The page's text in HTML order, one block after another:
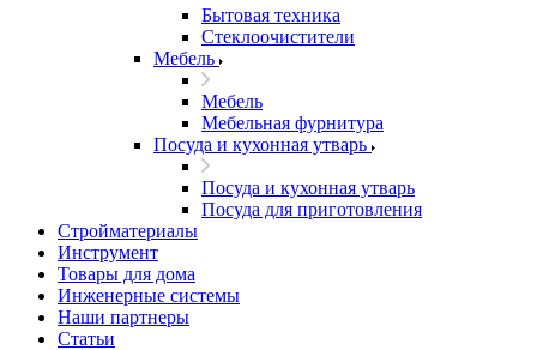
Бытовая техника
Стеклоочистители
Мебель
Мебель
Мебельная фурнитура
Посуда и кухонная утварь
Посуда и кухонная утварь
Посуда для приготовления
Стройматериалы
Инструмент
Товары для дома
Инженерные системы
Наши партнеры
Статьи